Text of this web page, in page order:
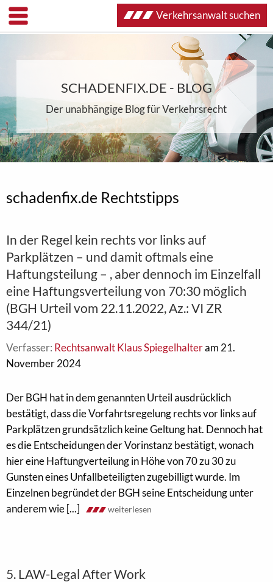
SCHADENFIX.DE - BLOG
Der unabhängige Blog für Verkehrsrecht
schadenfix.de Rechtstipps
In der Regel kein rechts vor links auf
Parkplätzen – und damit oftmals eine
Haftungsteilung – , aber dennoch im Einzelfall
eine Haftungsverteilung von 70:30 möglich
(BGH Urteil vom 22.11.2022, Az.: VI ZR
344/21)
Verfasser: Rechtsanwalt Klaus Spiegelhalteram 21.
November 2024
Der BGH hat in dem genannten Urteil ausdrücklich
bestätigt, dass die Vorfahrtsregelung rechts vor links auf
Parkplätzen grundsätzlich keine Geltung hat. Dennoch hat
es die Entscheidungen der Vorinstanz bestätigt, wonach
hier eine Haftungverteilung in Höhe von 70 zu 30 zu
Gunsten eines Unfallbeteiligten zugebilligt wurde. Im
Einzelnen begründet der BGH seine Entscheidung unter
anderem wie [...]
weiterlesen
5. LAW-Legal After Work
Verkehrsanwalt suchen